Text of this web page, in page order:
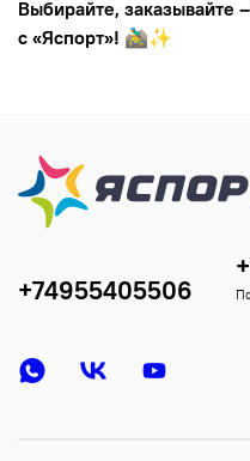
Выбирайте, заказывайте
с «Яспорт»! 🚵‍♂️✨
+74955405506